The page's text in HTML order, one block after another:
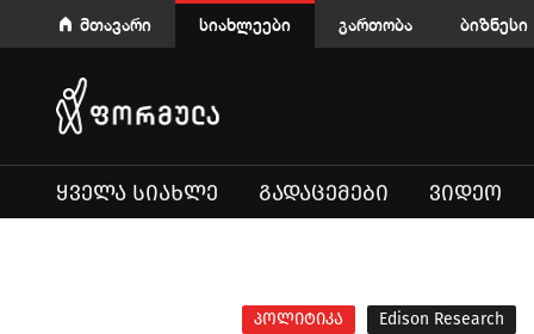
მთავარი სიახლეები გართობა ბიზნესი
ᲧᲕᲔᲚᲐ ᲡᲘᲐᲮᲚᲔ ᲒᲐᲓᲐᲪᲔᲛᲔᲑᲘ ᲕᲘᲓᲔᲝ
პოლიტიკა Edison Research